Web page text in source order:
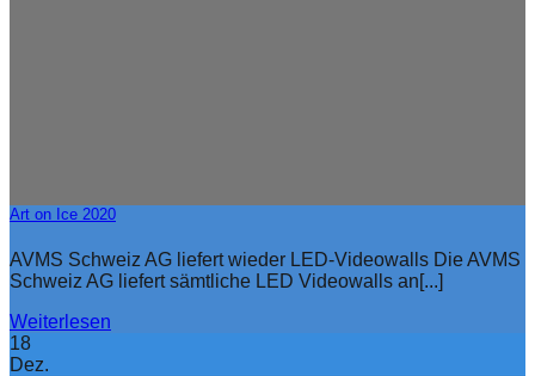
Art on Ice 2020
AVMS Schweiz AG liefert wieder LED-Videowalls Die AVMS
Schweiz AG liefert sämtliche LED Videowalls an[...]
Weiterlesen
18
Dez.